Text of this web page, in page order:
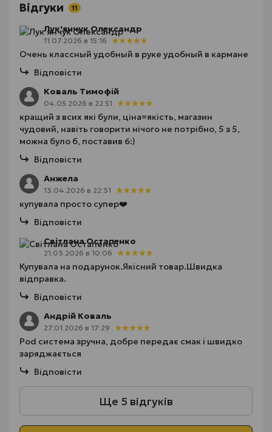
Відгуки 11
Лук'янчук Олександр
11.07.2026 в 15:16
Очень классный удобный в руке удобный в кармане
Відповісти
Коваль Тимофій
04.05.2026 в 22:51
кращий з всих які були, ціна=якість, магазин
чудовий, навіть говорити нічого не потрібно, 5 з 5,
можна було б, поставив 6:)
Відповісти
Анжела
13.04.2026 в 22:31
купувала просто супер❤️
Відповісти
Світлана Остапенко
21.03.2026 в 10:06
Купувала на подарунок.Якісний товар.Швидка
відправка.
Відповісти
Андрій Коваль
27.01.2026 в 17:29
Pod система зручна, добре передає смак і швидко
заряджається
Відповісти
Ще 5 відгуків